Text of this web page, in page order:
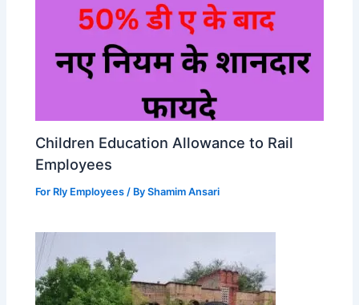
Children Education Allowance to Rail
Employees
For Rly Employees / ByShamim Ansari